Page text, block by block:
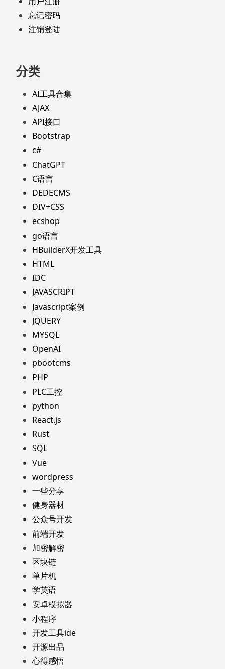
忘记密码
注销登陆
分类
AI工具合集
AJAX
API接口
Bootstrap
c#
ChatGPT
C语言
DEDECMS
DIV+CSS
ecshop
go语言
HBuilderX开发工具
HTML
IDC
JAVASCRIPT
Javascript案例
JQUERY
MYSQL
OpenAI
pbootcms
PHP
PLC工控
python
React.js
Rust
SQL
Vue
wordpress
一些分享
健身器材
公众号开发
前端开发
加密解密
区块链
单片机
学英语
安卓模拟器
小程序
开发工具ide
开源出品
心得感悟